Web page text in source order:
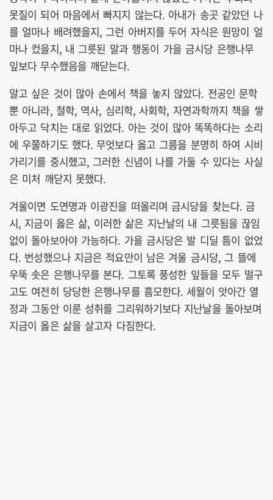
못질이 되어 마음에서 빠지지 않는다. 아내가 송곳 같았던 나
를 얼마나 배려했을지, 그런 아버지를 두어 자식은 원망이 얼
마나 컸을지, 내 그릇된 말과 행동이 가을 금시당 은행나무
잎보다 무수했음을 깨닫는다.
알고 싶은 것이 많아 손에서 책을 놓지 않았다. 전공인 문학
뿐 아니라, 철학, 역사, 심리학, 사회학, 자연과학까지 책을 쌓
아두고 닥치는 대로 읽었다. 아는 것이 많아 똑똑하다는 소리
에 우쭐하기도 했다. 무엇보다 옳고 그름을 분명히 하여 시비
가리기를 중시했고, 그러한 신념이 나를 가둘 수 있다는 사실
은 미처 깨닫지 못했다.
겨울이면 도연명과 이광진을 떠올리며 금시당을 찾는다. 금
시, 지금이 옳은 삶, 이러한 삶은 지난날의 내 그릇됨을 끊임
없이 돌아보아야 가능하다. 가을 금시당은 발 디딜 틈이 없었
다. 번성했으나 지금은 적요만이 남은 겨울 금시당, 그 뜰에
우뚝 솟은 은행나무를 본다. 그토록 풍성한 잎들을 모두 떨구
고도 여전히 당당한 은행나무를 흠모한다. 세월이 앗아간 열
정과 그동안 이룬 성취를 그리워하기보다 지난날을 돌아보며
지금이 옳은 삶을 살고자 다짐한다.